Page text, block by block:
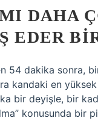
DAHA
EDER
54 dakika sonra,
kandaki en yüksek
bir deyişle, bir
konusunda bir